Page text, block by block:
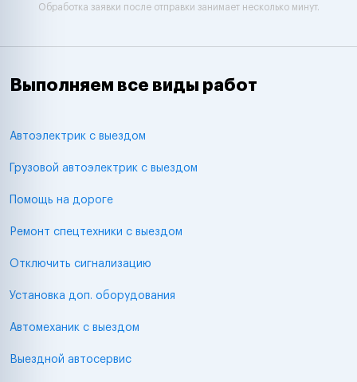
Обработка заявки после отправки занимает несколько минут.
Выполняем все виды работ
Автоэлектрик с выездом
Грузовой автоэлектрик с выездом
Помощь на дороге
Ремонт спецтехники с выездом
Отключить сигнализацию
Установка доп. оборудования
Автомеханик с выездом
Выездной автосервис